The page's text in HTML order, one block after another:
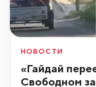
НОВОСТИ
«Гайдай
Свободном